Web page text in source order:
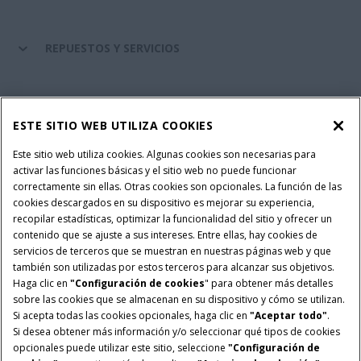
REPUESTOS Y SERVICIOS
SERVICIOS FINANCIEROS
SOBRE CASE IH
Política Integrada QEHS
Política de Privacidad
Terminos y Condiciones
Nota Legal
Configuración de cookies
© 2026 CNH Industrial America LLC. All Rights Reserved. Case IH is a
trademark of CNH Industrial America LLC.
ESTE SITIO WEB UTILIZA COOKIES
Este sitio web utiliza cookies. Algunas cookies son necesarias para
activar las funciones básicas y el sitio web no puede funcionar
correctamente sin ellas. Otras cookies son opcionales. La función de las
cookies descargados en su dispositivo es mejorar su experiencia,
recopilar estadísticas, optimizar la funcionalidad del sitio y ofrecer un
contenido que se ajuste a sus intereses. Entre ellas, hay cookies de
servicios de terceros que se muestran en nuestras páginas web y que
también son utilizadas por estos terceros para alcanzar sus objetivos.
Haga clic en "Configuración de cookies" para obtener más detalles
sobre las cookies que se almacenan en su dispositivo y cómo se utilizan.
Si acepta todas las cookies opcionales, haga clic en "Aceptar todo".
Si desea obtener más información y/o seleccionar qué tipos de cookies
opcionales puede utilizar este sitio, seleccione "Configuración de